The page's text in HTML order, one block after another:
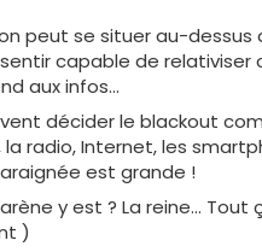
peut se situer au-dessus
capable de relativiser
aux infos...
décider le blackout
radio, Internet, les
est grande !
y est ? La reine... Tout
)